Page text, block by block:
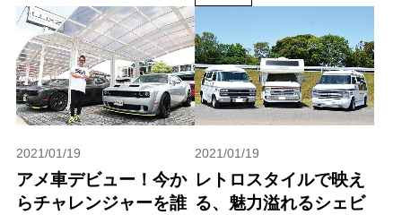
2021/01/19
アメ車デビュー！今か
らチャレンジャーを誰
2021/01/19
レトロスタイルで映え
る、魅力溢れるシェビ